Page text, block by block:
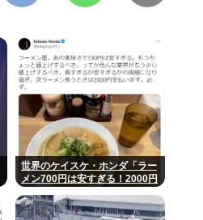
世界のケイスケ・ホンダ「ラー
メン700円は安すぎる！2000円